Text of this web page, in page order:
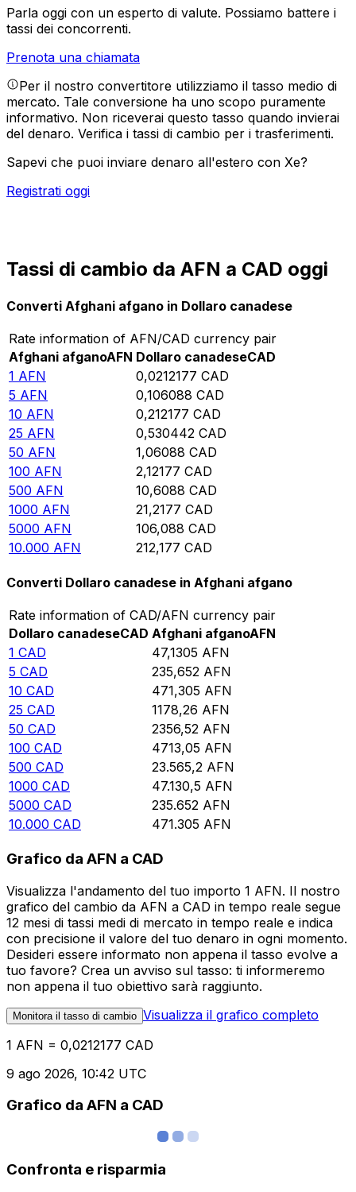
Parla oggi con un esperto di valute. Possiamo battere i
tassi dei concorrenti.
Prenota una chiamata
Per il nostro convertitore utilizziamo il tasso medio di
mercato. Tale conversione ha uno scopo puramente
informativo. Non riceverai questo tasso quando invierai
del denaro. Verifica i tassi di cambio per i trasferimenti.
Sapevi che puoi inviare denaro all'estero con Xe?
Registrati oggi
Tassi di cambio da AFN a CAD oggi
Converti Afghani afgano in Dollaro canadese
Rate information of AFN/CAD currency pair
Afghani afganoAFN Dollaro canadeseCAD
1 AFN 0,0212177 CAD
5 AFN 0,106088 CAD
10 AFN 0,212177 CAD
25 AFN 0,530442 CAD
50 AFN 1,06088 CAD
100 AFN 2,12177 CAD
500 AFN 10,6088 CAD
1000 AFN 21,2177 CAD
5000 AFN 106,088 CAD
10.000 AFN 212,177 CAD
Converti Dollaro canadese in Afghani afgano
Rate information of CAD/AFN currency pair
Dollaro canadeseCAD Afghani afganoAFN
1 CAD 47,1305 AFN
5 CAD 235,652 AFN
10 CAD 471,305 AFN
25 CAD 1178,26 AFN
50 CAD 2356,52 AFN
100 CAD 4713,05 AFN
500 CAD 23.565,2 AFN
1000 CAD 47.130,5 AFN
5000 CAD 235.652 AFN
10.000 CAD 471.305 AFN
Grafico da AFN a CAD
Visualizza l'andamento del tuo importo 1 AFN. Il nostro
grafico del cambio da AFN a CAD in tempo reale segue
12 mesi di tassi medi di mercato in tempo reale e indica
con precisione il valore del tuo denaro in ogni momento.
Desideri essere informato non appena il tasso evolve a
tuo favore? Crea un avviso sul tasso: ti informeremo
non appena il tuo obiettivo sarà raggiunto.
Monitora il tasso di cambio Visualizza il grafico completo
1 AFN = 0,0212177 CAD
9 ago 2026, 10:42 UTC
Grafico da AFN a CAD
Confronta e risparmia